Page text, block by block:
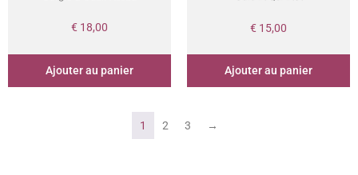
€ 18,00
Ajouter au panier
€ 15,00
Ajouter au panier
1 2 3 →